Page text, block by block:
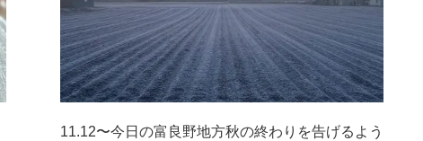
11.12〜今日の富良野地方秋の終わりを告げるよう